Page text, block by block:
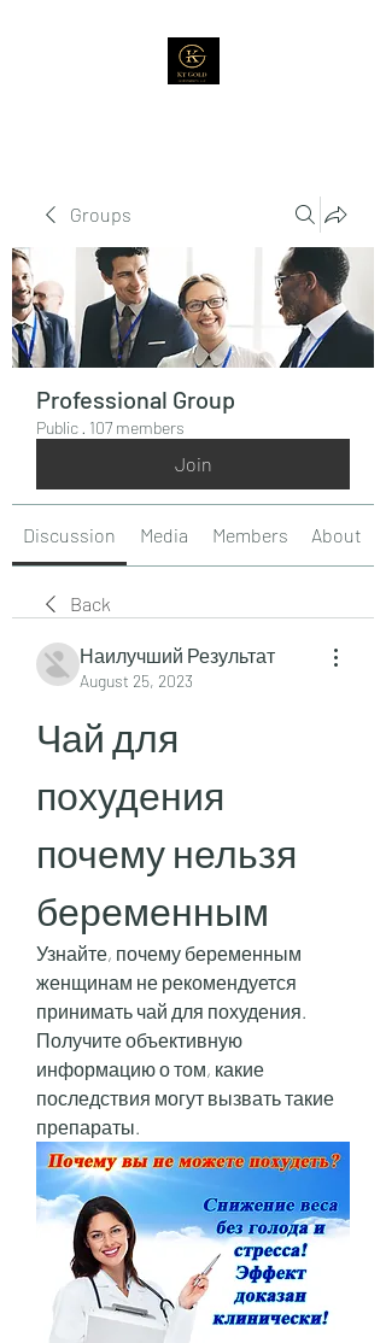
Groups
Professional Group
Public · 107 members
Join
Discussion Media Members About
Back
Наилучший Результат
August 25, 2023
Чай для
похудения
почему нельзя
беременным
Узнайте, почему беременным
женщинам не рекомендуется
принимать чай для похудения.
Получите объективную
информацию о том, какие
последствия могут вызвать такие
препараты.